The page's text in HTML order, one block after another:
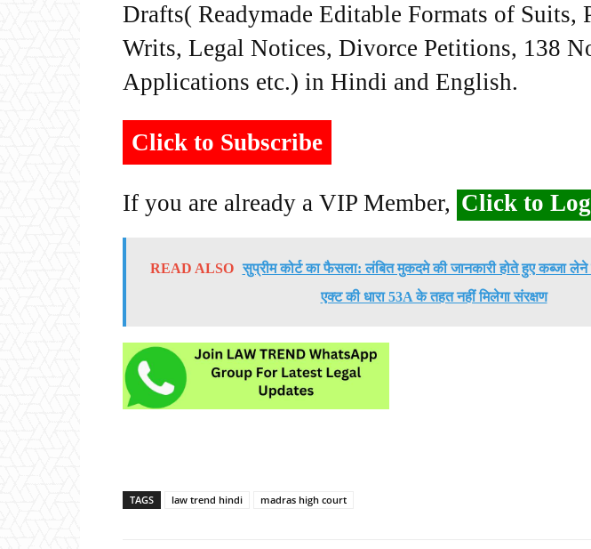
Drafts( Readymade Editable Formats of Suits,
Writs, Legal Notices, Divorce Petitions, 138
Applications etc.) in Hindi and English.
Click to Subscribe
If you are already a VIP Member, Click to
READ ALSO सुप्रीम कोर्ट का फैसला: लंबित मुकदमे की जानकारी होते हुए कब्जा लेने
एक्ट की धारा 53A के तहत नहीं मिलेगा संरक्षण
TAGS law trend hindi madras high court